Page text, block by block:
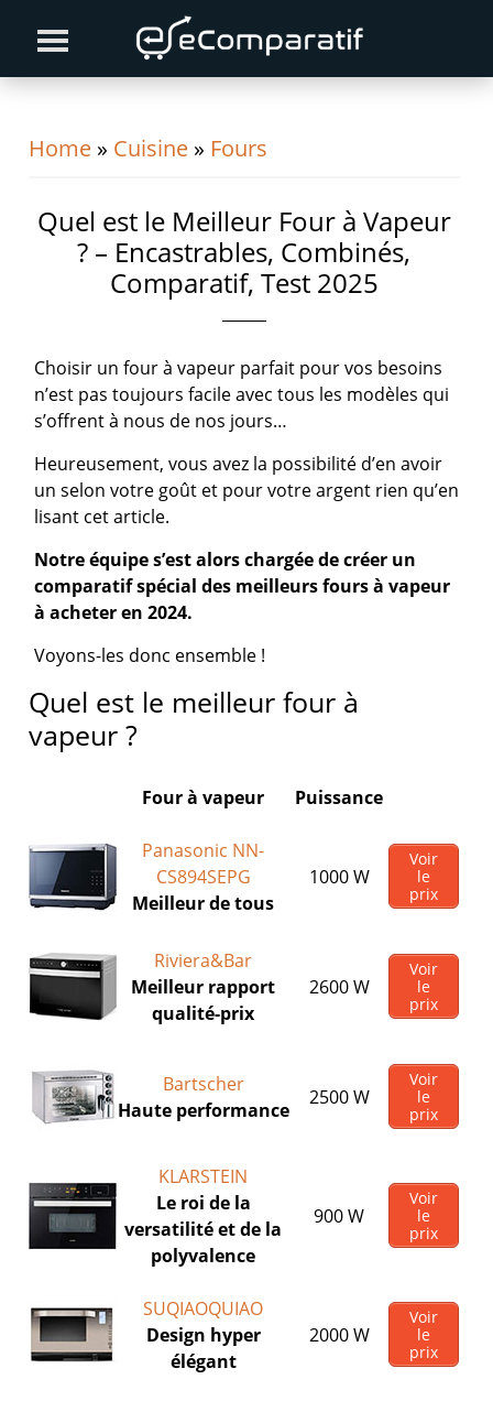
primary
content
primary
Home » Cuisine » Fours
Quel est le Meilleur Four à Vapeur
? – Encastrables, Combinés,
Comparatif, Test 2025
Choisir un four à vapeur parfait pour vos besoins
n’est pas toujours facile avec tous les modèles qui
s’offrent à nous de nos jours…
Heureusement, vous avez la possibilité d’en avoir
un selon votre goût et pour votre argent rien qu’en
lisant cet article.
Notre équipe s’est alors chargée de créer un
comparatif spécial des meilleurs fours à vapeur
à acheter en 2024.
Voyons-les donc ensemble !
Quel est le meilleur four à
vapeur ?
Four à vapeur Puissance
Panasonic NN-
CS894SEPG
Meilleur de tous
1000 W
Voir
le
prix
Riviera&Bar
Meilleur rapport
qualité-prix
2600 W
Voir
le
prix
Bartscher
Haute performance
2500 W
Voir
le
prix
KLARSTEIN
Le roi de la
versatilité et de la
polyvalence
900 W
Voir
le
prix
SUQIAOQUIAO
Design hyper
élégant
2000 W
Voir
le
prix